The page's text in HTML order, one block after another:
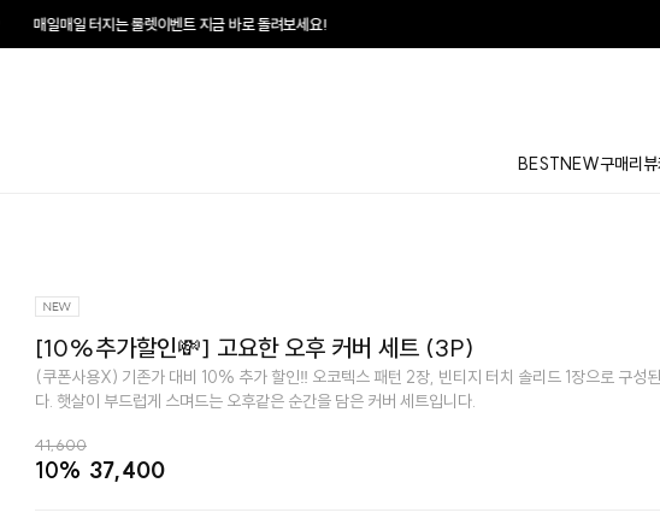
이벤트 지금 바로 돌려보세요!
BESTNEW구매리뷰
[10%추가할인💸] 고요한 오후 커버 세트 (3P)
(쿠폰사용X) 기존가 대비 10% 추가 할인‼️ 오코텍스 패턴 2장, 빈티지 터치 솔리드 1장으로 구성
다. 햇살이 부드럽게 스며드는 오후같은 순간을 담은 커버 세트입니다.
41,600
10% 37,400